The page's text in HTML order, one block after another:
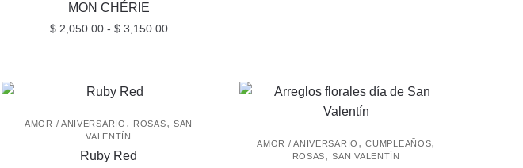
MON CHÉRIE
$2,050.00 - $3,150.00Rango
$ 3,150.00
tiene
múltiples
variantes.
Las
AMOR / ANIVERSARIO , ROSAS, SAN
VALENTÍN
Ruby Red
AMOR / ANIVERSARIO ,CUMPLEAÑOS,
ROSAS,SAN VALENTÍN